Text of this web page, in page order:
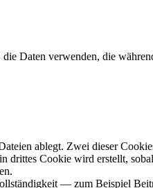
Daten verwenden, die
ablegt. Zwei dieser
Cookie wird erstellt,
— zum Beispiel